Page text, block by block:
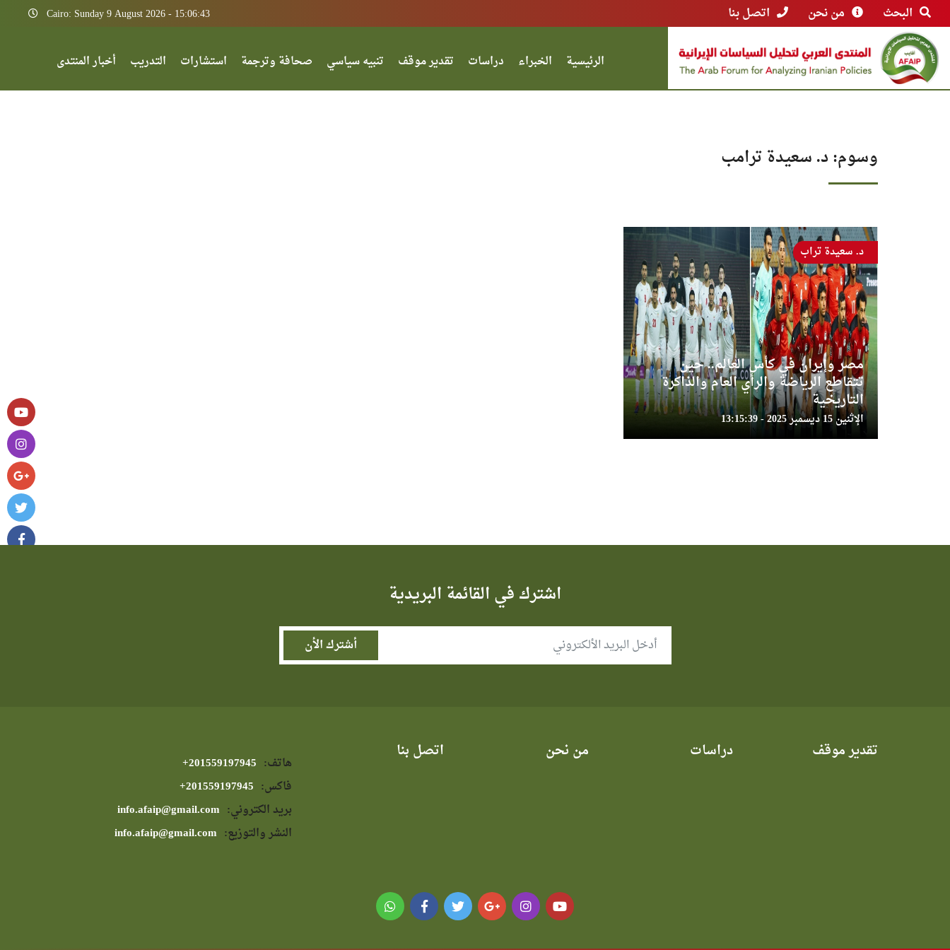
البحث من نحن اتصل بنا Cairo: Sunday 9 August 2026 - 15:06:43
الرئيسية الخبراء دراسات تقدير موقف تنبيه سياسي صحافة وترجمة استشارات التدريب أخبار المنتدى
وسوم: د. سعيدة ترامب
مصر وإيران في كأس العالم.. حين
تتقاطع الرياضة والرأي العام والذاكرة
التاريخية
الإثنين 15 ديسمبر 2025 - 13:15:39
د. سعيدة تراب
اشترك في القائمة البريدية
تقدير موقف دراسات من نحن اتصل بنا
هاتف:
فاكس:
بريد الكتروني:
النشر والتوزيع: